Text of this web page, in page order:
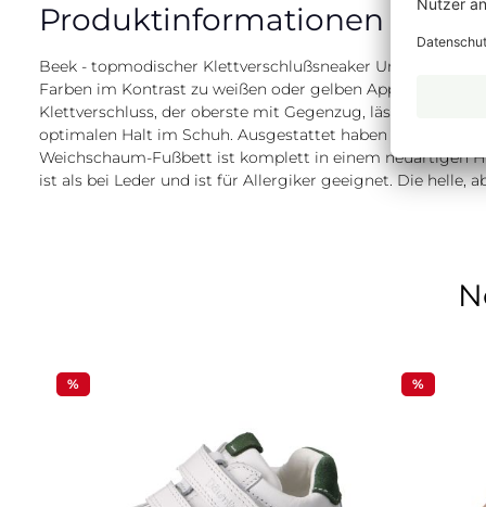
Produktinformationen
Beek - topmodischer Klettverschlußsneaker Unser Modell
Farben im Kontrast zu weißen oder gelben Applikationen
Klettverschluss, der oberste mit Gegenzug, lässt sich der
optimalen Halt im Schuh. Ausgestattet haben wir
Weichschaum-Fußbett ist komplett in einem neuartigen
ist als bei Leder und ist für Allergiker geeignet. Die helle,
% %